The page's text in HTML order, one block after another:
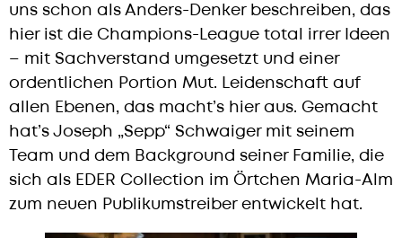
uns schon als Anders-Denker beschreiben, das
hier ist die Champions-League total irrer Ideen
– mit Sachverstand umgesetzt und einer
ordentlichen Portion Mut. Leidenschaft auf
allen Ebenen, das macht’s hier aus. Gemacht
hat’s Joseph „Sepp“ Schwaiger mit seinem
Team und dem Background seiner Familie, die
sich als EDER Collection im Örtchen Maria-Alm
zum neuen Publikumstreiber entwickelt hat.